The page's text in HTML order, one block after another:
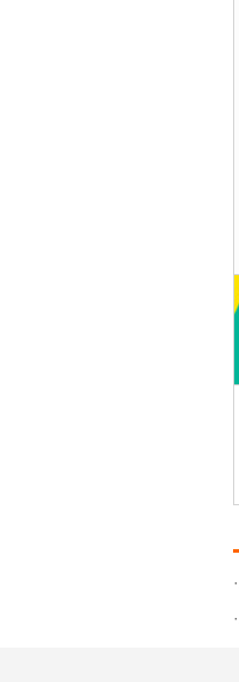
·
·